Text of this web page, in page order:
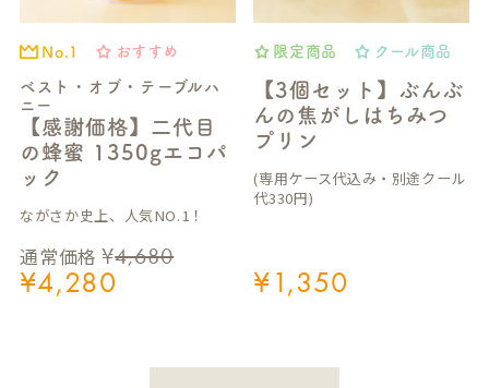
ベスト・オブ・テーブルハ
ニー
【感謝価格】二代目
の蜂蜜 1350gエコパ
ック
No.1 おすすめ
通常価格 ¥4,680
¥4,280
ながさか史上、人気NO.1！
【3個セット】ぶんぶ
んの焦がしはちみつ
プリン
限定商品 クール商品
¥1,350
(専用ケース代込み・別途クール
代330円)